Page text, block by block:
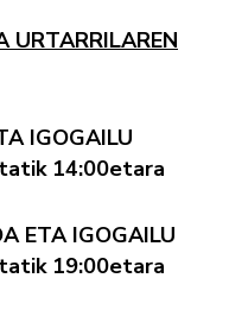
URTARRILAREN
IGOGAILU
14:00etara
ETA IGOGAILU
19:00etara